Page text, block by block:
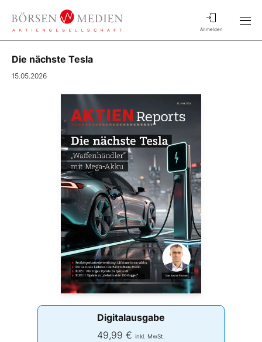
Anmelden
Die nächste Tesla
15.05.2026
Digitalausgabe
49,99 € inkl. MwSt.